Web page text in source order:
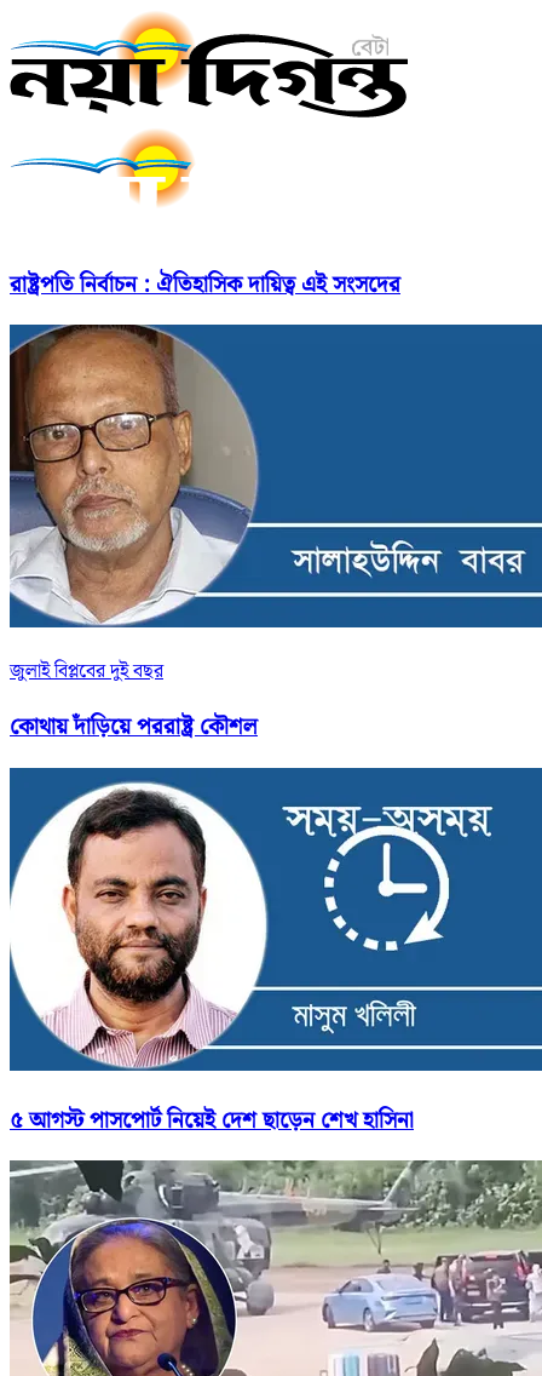
রাষ্ট্রপতি নির্বাচন : ঐতিহাসিক দায়িত্ব এই সংসদের
জুলাই বিপ্লবের দুই বছর
কোথায় দাঁড়িয়ে পররাষ্ট্র কৌশল
৫ আগস্ট পাসপোর্ট নিয়েই দেশ ছাড়েন শেখ হাসিনা